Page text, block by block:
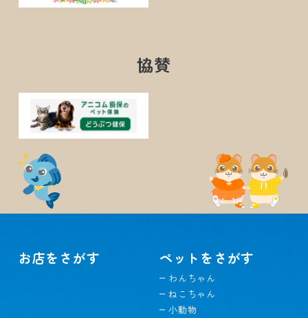
協賛
お店をさがす ペットをさがす
わんちゃん
ねこちゃん
小動物